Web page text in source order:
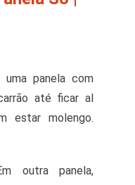
uma panela com
até ficar al
estar molengo.
outra panela,